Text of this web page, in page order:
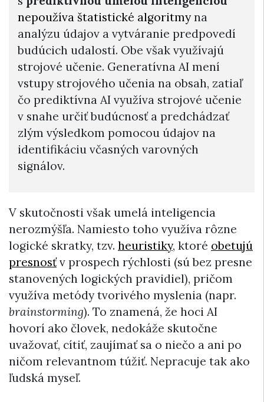
nepoužíva štatistické algoritmyna
analýzu údajov a vytváranie predpovedí
budúcich udalostí. Obe však využívajú
strojové učenie. Generatívna AI mení
vstupy strojového učenia na obsah, zatiaľ
čo prediktívna AI využíva strojové učenie
v snahe určiť budúcnosť a predchádzať
zlým výsledkom pomocou údajov na
identifikáciu včasných varovných
signálov.
V skutočnosti však umelá inteligencia
nerozmýšľa. Namiesto toho využíva rôzne
logické skratky, tzv. heuristiky, ktoré obetujú
presnosťv prospech rýchlosti (sú bez presne
stanovených logických pravidiel), pričom
využíva metódy tvorivého myslenia (napr.
brainstorming). To znamená, že hoci AI
hovorí ako človek, nedokáže skutočne
uvažovať, cítiť, zaujímať sa o niečo a ani po
ničom relevantnom túžiť. Nepracuje tak ako
ľudská myseľ.